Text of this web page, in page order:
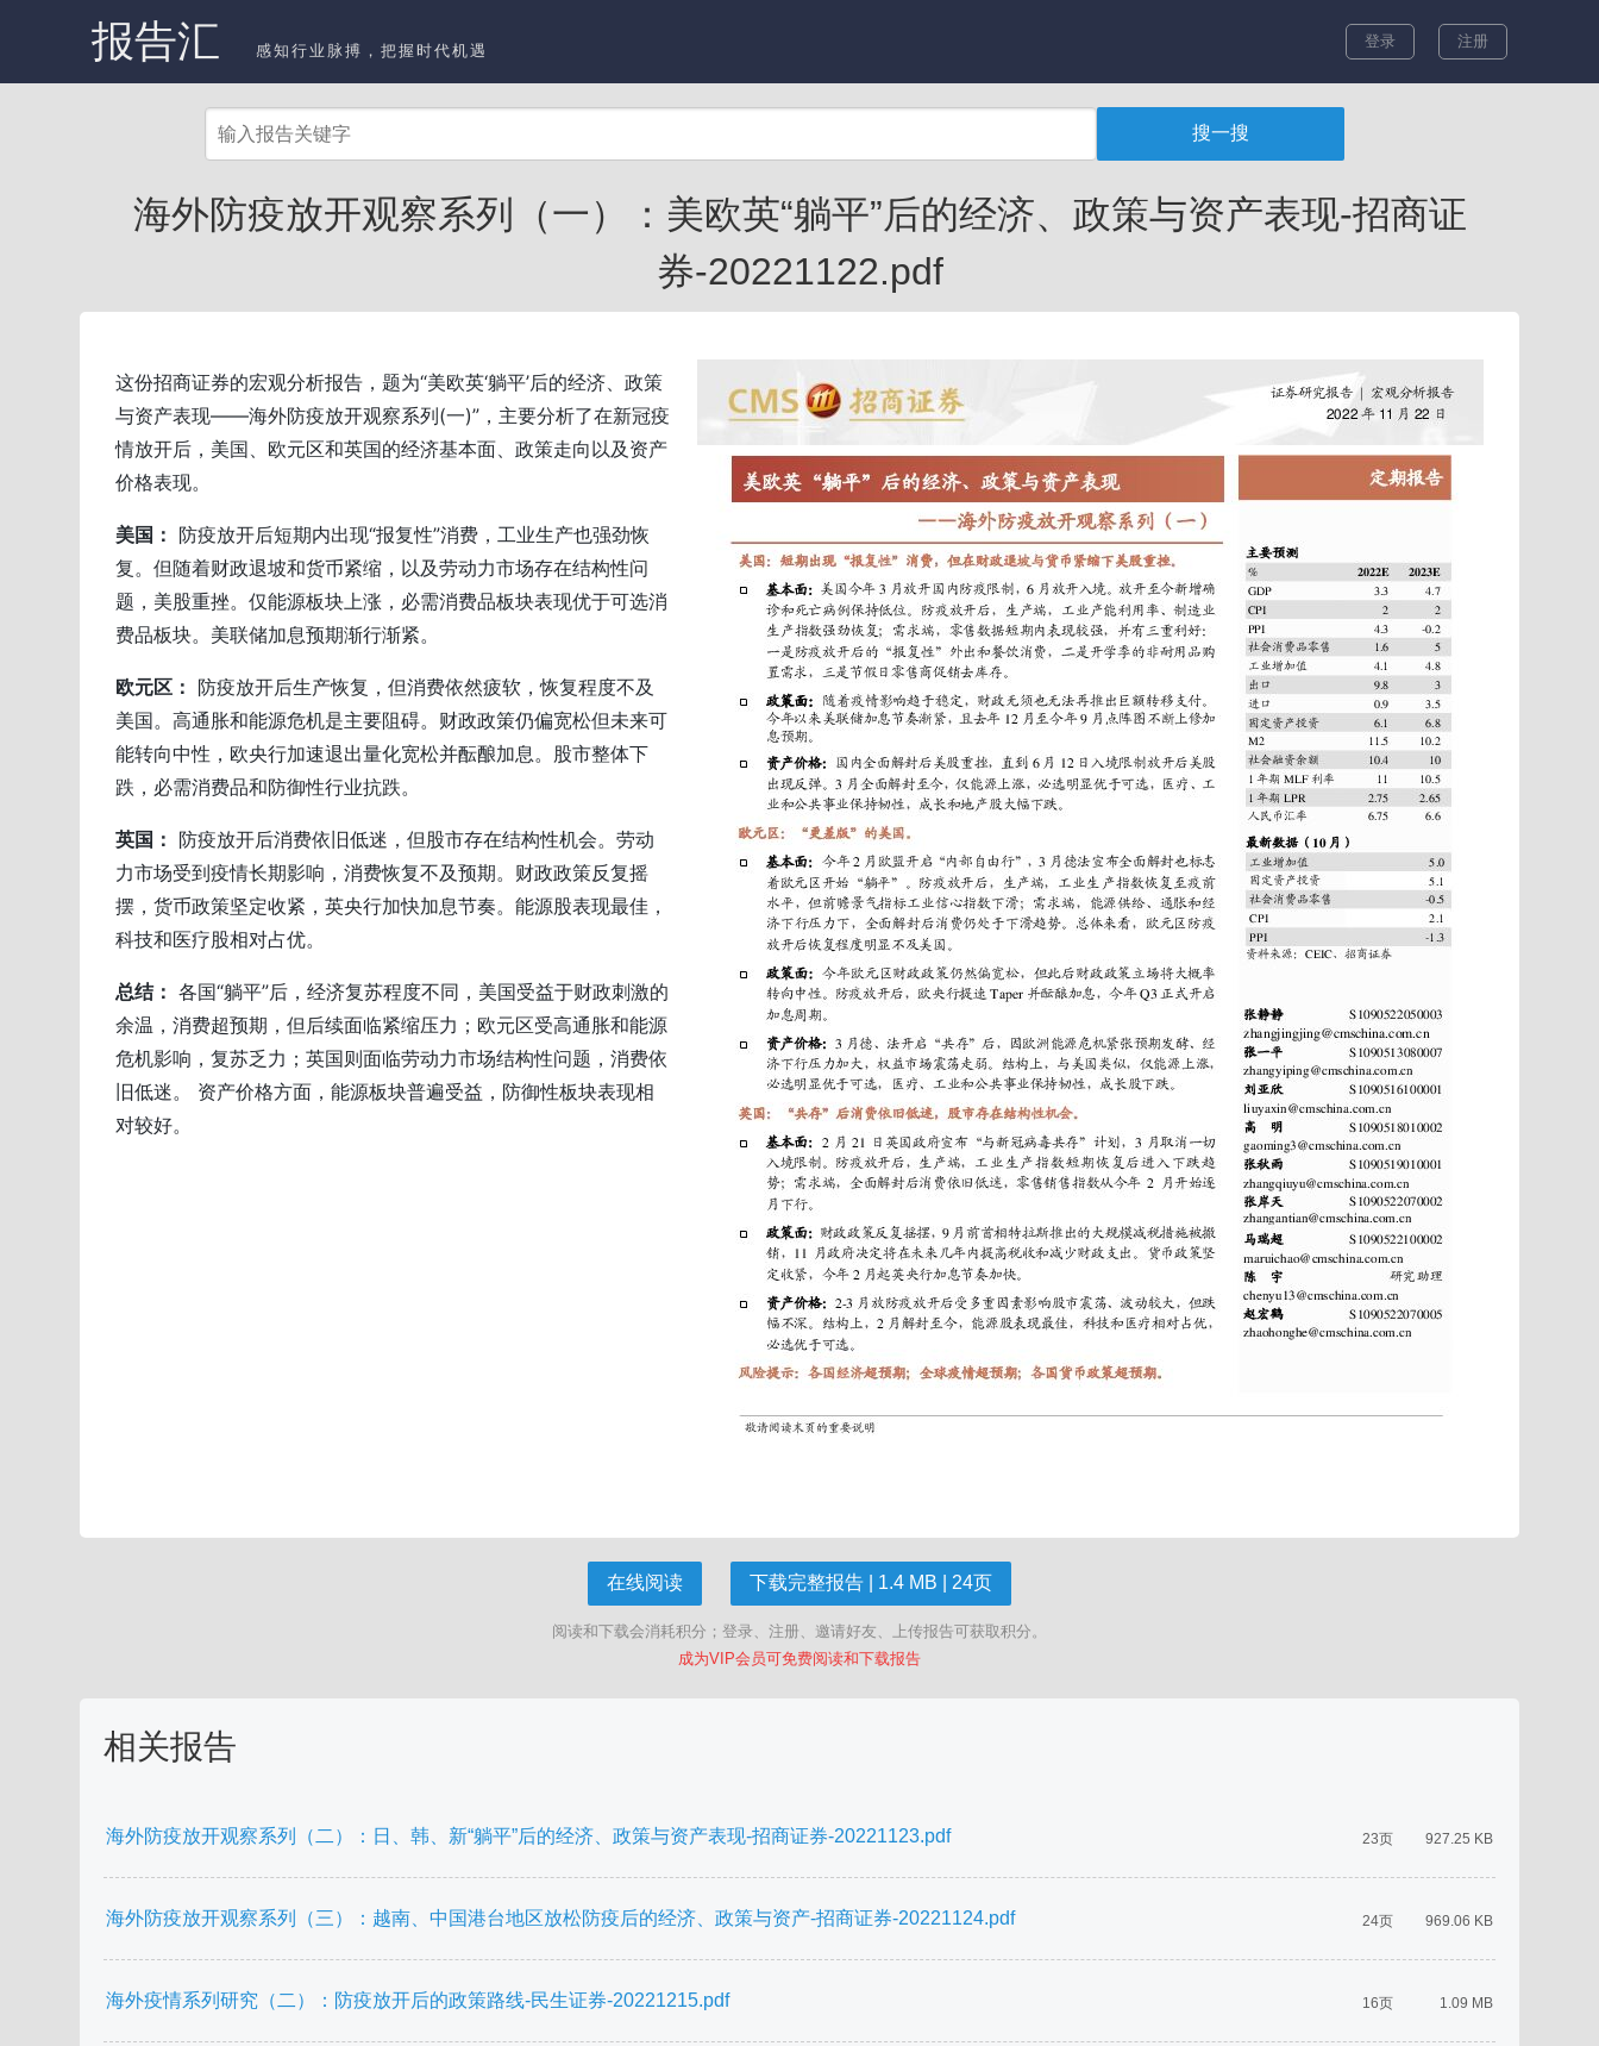
报告汇 感知行业脉搏，把握时代机遇
登录 注册
海外防疫放开观察系列（一）：美欧英“躺平”后的经济、政策与资产表现-招商证
券-20221122.pdf
这份招商证券的宏观分析报告，题为“美欧英‘躺平’后的经济、政策
与资产表现——海外防疫放开观察系列(一)”，主要分析了在新冠疫
情放开后，美国、欧元区和英国的经济基本面、政策走向以及资产
价格表现。
美国： 防疫放开后短期内出现“报复性”消费，工业生产也强劲恢
复。但随着财政退坡和货币紧缩，以及劳动力市场存在结构性问
题，美股重挫。仅能源板块上涨，必需消费品板块表现优于可选消
费品板块。美联储加息预期渐行渐紧。
欧元区： 防疫放开后生产恢复，但消费依然疲软，恢复程度不及
美国。高通胀和能源危机是主要阻碍。财政政策仍偏宽松但未来可
能转向中性，欧央行加速退出量化宽松并酝酿加息。股市整体下
跌，必需消费品和防御性行业抗跌。
英国： 防疫放开后消费依旧低迷，但股市存在结构性机会。劳动
力市场受到疫情长期影响，消费恢复不及预期。财政政策反复摇
摆，货币政策坚定收紧，英央行加快加息节奏。能源股表现最佳，
科技和医疗股相对占优。
总结： 各国“躺平”后，经济复苏程度不同，美国受益于财政刺激的
余温，消费超预期，但后续面临紧缩压力；欧元区受高通胀和能源
危机影响，复苏乏力；英国则面临劳动力市场结构性问题，消费依
旧低迷。 资产价格方面，能源板块普遍受益，防御性板块表现相
对较好。
在线阅读 下载完整报告 | 1.4 MB | 24页
阅读和下载会消耗积分；登录、注册、邀请好友、上传报告可获取积分。
成为VIP会员可免费阅读和下载报告
相关报告
927.25 KB
23页
海外防疫放开观察系列（二）：日、韩、新“躺平”后的经济、政策与资产表现-招商证券-20221123.pdf
969.06 KB
24页
海外防疫放开观察系列（三）：越南、中国港台地区放松防疫后的经济、政策与资产-招商证券-20221124.pdf
1.09 MB
16页
海外疫情系列研究（二）：防疫放开后的政策路线-民生证券-20221215.pdf